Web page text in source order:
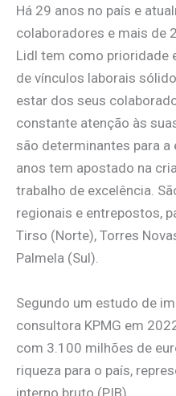
Há 29 anos no país e
colaboradores e mais de
Lidl tem como prioridade
de vínculos laborais
estar dos seus
constante atenção às
são determinantes para a
anos tem apostado na
trabalho de excelência.
regionais e entrepostos,
Tirso (Norte), Torres
Palmela (Sul).
Segundo um estudo de
consultora KPMG em
com 3.100 milhões de
riqueza para o país,
interno bruto (PIB).